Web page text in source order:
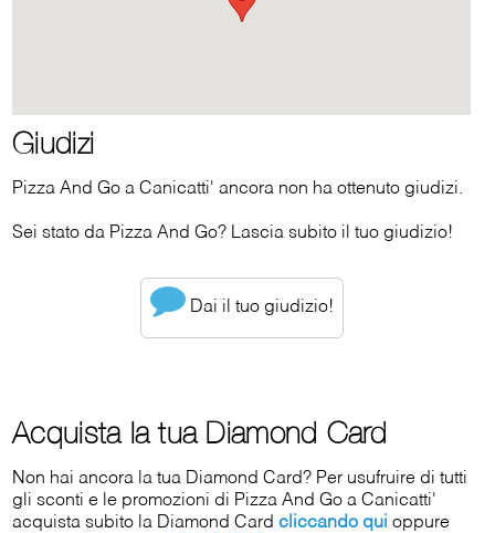
Giudizi
Pizza And Go a Canicatti' ancora non ha ottenuto giudizi.
Sei stato da Pizza And Go? Lascia subito il tuo giudizio!
Dai il tuo giudizio!
Acquista la tua Diamond Card
Non hai ancora la tua Diamond Card? Per usufruire di tutti
gli sconti e le promozioni di Pizza And Go a Canicatti'
acquista subito la Diamond Cardcliccando qui oppure